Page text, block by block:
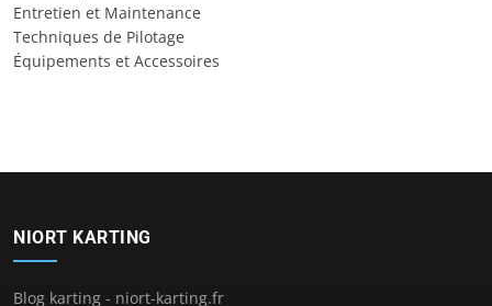
Entretien et Maintenance
Techniques de Pilotage
Équipements et Accessoires
NIORT KARTING
Blog karting - niort-karting.fr